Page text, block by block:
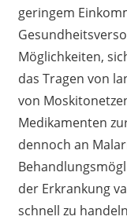
geringem
Möglichkeiten,
das Tragen von
von
Medikamenten
dennoch an
der Erkrankung
schnell zu